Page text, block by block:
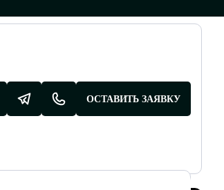
ОСТАВИТЬ ЗАЯВКУ